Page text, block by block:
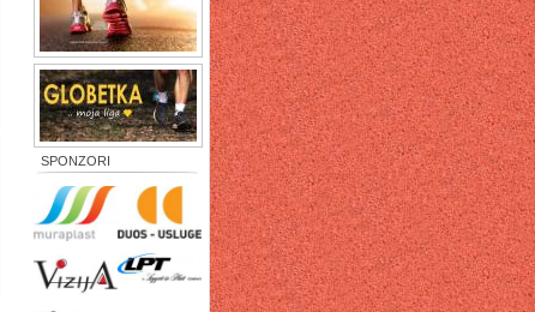
SPONZORI